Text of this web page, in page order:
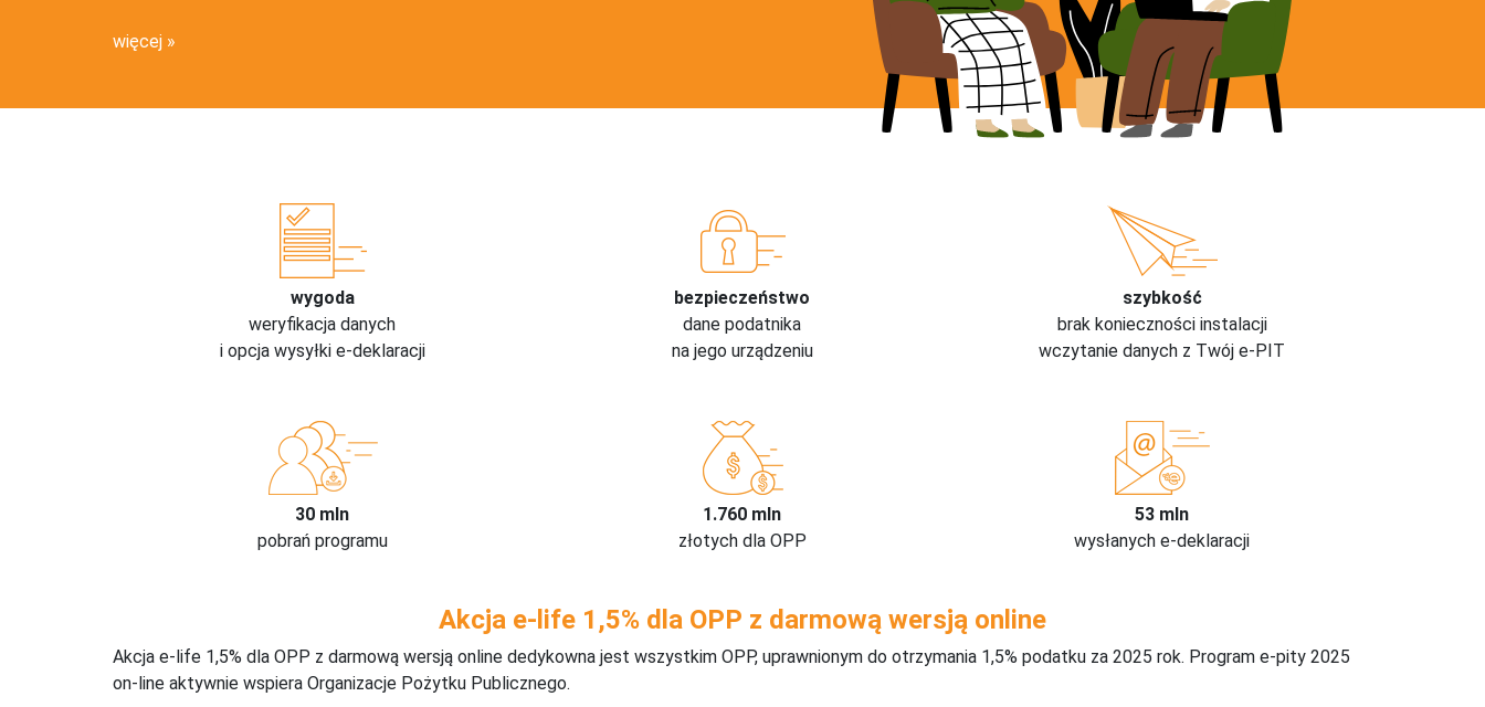
więcej
wygoda
weryfikacja danych
i opcja wysyłki e-deklaracji
bezpieczeństwo
dane podatnika
na jego urządzeniu
szybkość
brak konieczności instalacji
wczytanie danych z Twój e-PIT
30 mln
pobrań programu
1.760 mln
złotych dla OPP
53 mln
wysłanych e-deklaracji
Akcja e-life 1,5% dla OPP z darmową wersją online
Akcja e-life 1,5% dla OPP z darmową wersją online dedykowna jest wszystkim OPP, uprawnionym do otrzymania 1,5% podatku za 2025 rok. Program e-pity 2025
on-line aktywnie wspiera Organizacje Pożytku Publicznego.